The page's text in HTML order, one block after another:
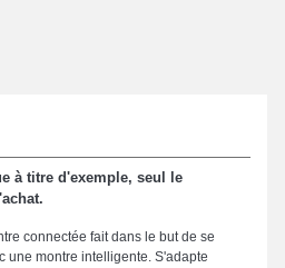
à titre d'exemple, seul le
connectée fait dans le but de se
une montre intelligente. S'adapte